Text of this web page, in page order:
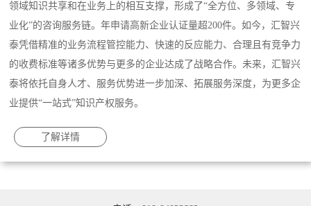
领域知识共享和在业务上的相互支撑，形成了“全方位、多领域、专
业化”的咨询服务链。年申请高新企业认证量超200件。如今，汇智兴
泰凭借精准的业务流程管控能力、快速的反应能力、合理且有竞争力
的收费标准等诸多优势与更多的企业达成了战略合作。未来，汇智兴
泰将依托自身人才、服务优势进一步加深、拓展服务深度，为更多企
业提供“一站式”知识产权服务。
了解详情